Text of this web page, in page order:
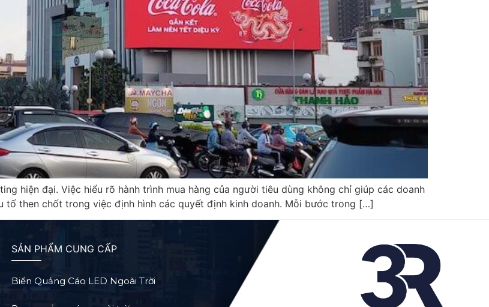
hiện đại. Việc hiểu rõ hành trình mua hàng của người tiêu dùng không chỉ giúp các doanh
tố then chốt trong việc định hình các quyết định kinh doanh. Mỗi bước trong […]
SẢN PHẨM CUNG CẤP
Biển Quảng Cáo LED Ngoài Trời